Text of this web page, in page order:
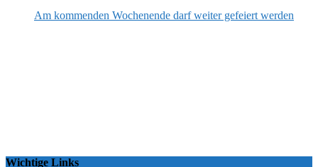
Am kommenden Wochenende darf weiter gefeiert werden
Wichtige Links